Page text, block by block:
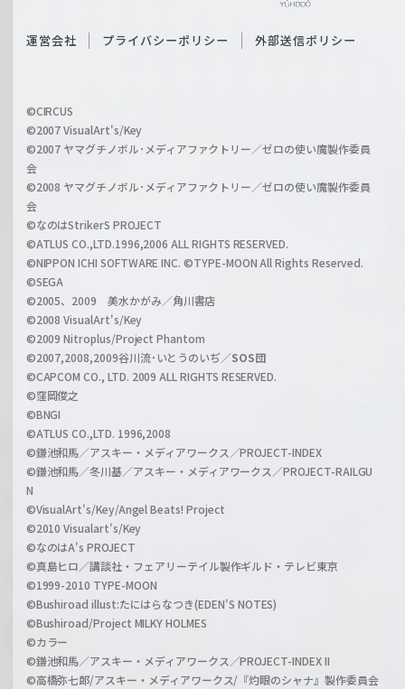
c
a
r
z
O
i
l
h
a
n
l
運営会社 プライバシーポリシー 外部送信ポリシー
©CIRCUS
©2007 VisualArt's/Key
©2007 ヤマグチノボル･メディアファクトリー／ゼロの使い魔製作委員
会
©2008 ヤマグチノボル･メディアファクトリー／ゼロの使い魔製作委員
会
©なのはStrikerS PROJECT
©ATLUS CO.,LTD.1996,2006 ALL RIGHTS RESERVED.
©NIPPON ICHI SOFTWARE INC. ©TYPE-MOON All Rights Reserved.
©SEGA
©2005、2009 美水かがみ／角川書店
©2008 VisualArt's/Key
©2009 Nitroplus/Project Phantom
©2007,2008,2009谷川流･いとうのいぢ／SOS団
©CAPCOM CO., LTD. 2009 ALL RIGHTS RESERVED.
©窪岡俊之
©BNGI
©ATLUS CO.,LTD. 1996,2008
©鎌池和馬／アスキー・メディアワークス／PROJECT-INDEX
©鎌池和馬／冬川基／アスキー・メディアワークス／PROJECT-RAILGU
N
©VisualArt's/Key/Angel Beats! Project
©2010 Visualart's/Key
©なのはA's PROJECT
©真島ヒロ／講談社・フェアリーテイル製作ギルド・テレビ東京
©1999-2010 TYPE-MOON
©Bushiroad illust:たにはらなつき(EDEN'S NOTES)
©Bushiroad/Project MILKY HOLMES
©カラー
©鎌池和馬／アスキー・メディアワークス／PROJECT-INDEX II
©高橋弥七郎/アスキー・メディアワークス/『灼眼のシャナ』製作委員会